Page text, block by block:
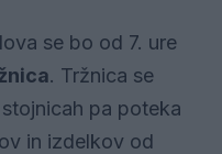
se bo od 7. ure
. Tržnica se
pa poteka
in izdelkov od